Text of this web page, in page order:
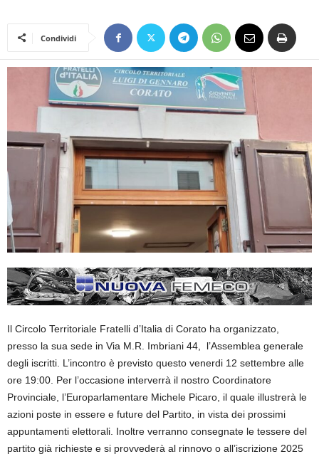
Condividi
Il Circolo Territoriale Fratelli d’Italia di Corato ha organizzato,
presso la sua sede in Via M.R. Imbriani 44, l’Assemblea generale
degli iscritti. L’incontro è previsto questo venerdi 12 settembre alle
ore 19:00. Per l’occasione interverrà il nostro Coordinatore
Provinciale, l’Europarlamentare Michele Picaro, il quale illustrerà le
azioni poste in essere e future del Partito, in vista dei prossimi
appuntamenti elettorali. Inoltre verranno consegnate le tessere del
partito già richieste e si provvederà al rinnovo o all’iscrizione 2025